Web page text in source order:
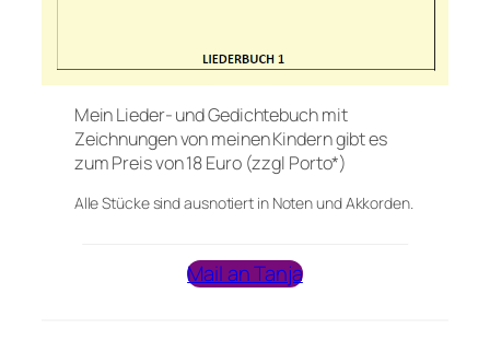
Mein Lieder- und Gedichtebuch mit
Zeichnungen von meinen Kindern gibt es
zum Preis von 18 Euro (zzgl Porto*)
Alle Stücke sind ausnotiert in Noten und Akkorden.
Mail an Tanja